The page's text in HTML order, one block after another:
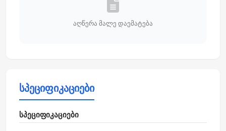
აღწერა მალე დაემატება
სპეციფიკაციები
სპეციფიკაციები